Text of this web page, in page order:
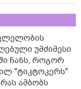
უმძიმესი
ჩანს, როგორ
"ტიკტოკერს"
ამბობს